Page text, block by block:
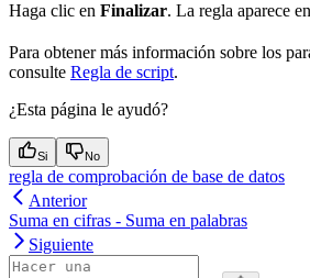
Haga clic en Finalizar. La regla aparece
Para obtener más información sobre los
consulte Regla de script.
¿Esta página le ayudó?
Si No
regla de comprobación de base de datos
Anterior
Suma en cifras - Suma en palabras
Siguiente